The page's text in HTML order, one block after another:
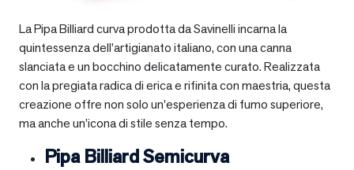
La Pipa Billiard curva prodotta da Savinelli incarna la
quintessenza dell’artigianato italiano, con una canna
slanciata e un bocchino delicatamente curato. Realizzata
con la pregiata radica di erica e rifinita con maestria, questa
creazione offre non solo un’esperienza di fumo superiore,
ma anche un’icona di stile senza tempo.
Pipa Billiard Semicurva